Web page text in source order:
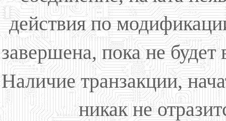
действия по
завершена, пока не
Наличие транзакции,
никак не